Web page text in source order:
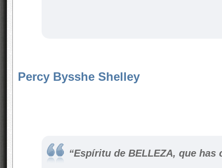
Percy Bysshe Shelley
“Espíritu de BELLEZA, que has